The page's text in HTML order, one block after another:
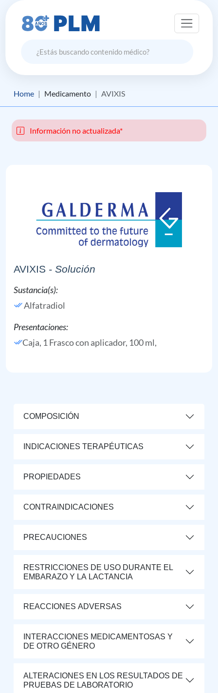
Home Medicamento AVIXIS
Información no actualizada*
AVIXIS - Solución
Sustancia(s):
Alfatradiol
Presentaciones:
Caja, 1 Frasco con aplicador, 100 ml,
COMPOSICIÓN
INDICACIONES TERAPÉUTICAS
PROPIEDADES
CONTRAINDICACIONES
PRECAUCIONES
RESTRICCIONES DE USO DURANTE EL
EMBARAZO Y LA LACTANCIA
REACCIONES ADVERSAS
INTERACCIONES MEDICAMENTOSAS Y
DE OTRO GÉNERO
ALTERACIONES EN LOS RESULTADOS DE
PRUEBAS DE LABORATORIO